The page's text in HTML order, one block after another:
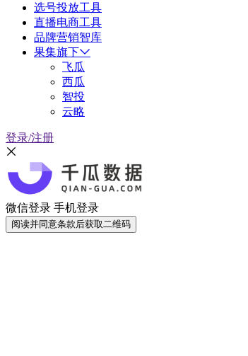
选号投放工具
直播电商工具
品牌营销智库
果集旗下
飞瓜
西瓜
智投
云略
登录/注册
微信登录 手机登录
阅读并同意条款后获取二维码